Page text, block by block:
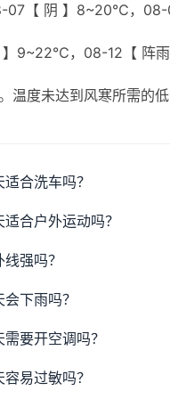
07【 阴 】8~20℃，
9~22℃，08-12【 阵
温度未达到风寒所需的
合洗车吗？
合户外运动吗？
强吗？
下雨吗？
要开空调吗？
易过敏吗？